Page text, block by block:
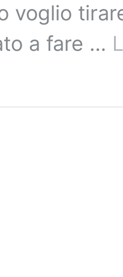
voglio
a fare …